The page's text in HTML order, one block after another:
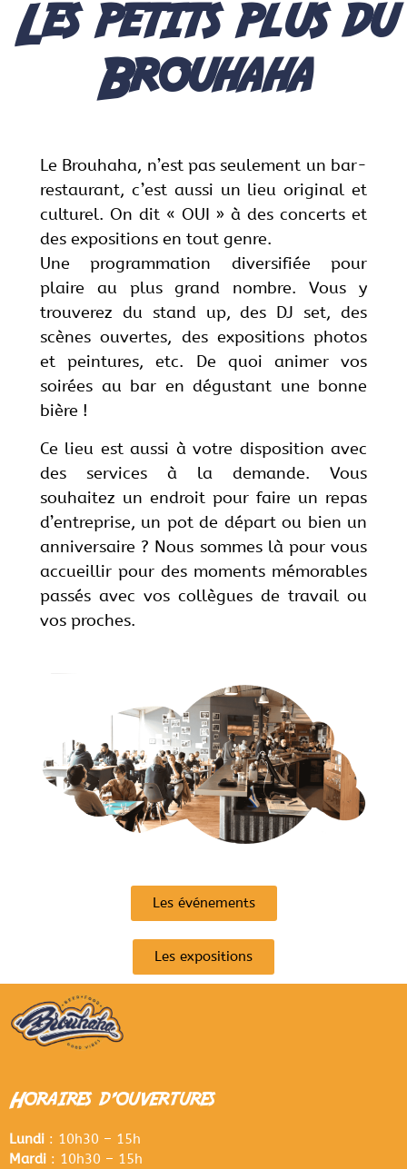
Les petits plus du
Brouhaha
Le Brouhaha, n’est pas seulement un bar-
restaurant, c’est aussi un lieu original et
culturel. On dit « OUI » à des concerts et
des expositions en tout genre.
Une programmation diversifiée pour
plaire au plus grand nombre. Vous y
trouverez du stand up, des DJ set, des
scènes ouvertes, des expositions photos
et peintures, etc. De quoi animer vos
soirées au bar en dégustant une bonne
bière !
Ce lieu est aussi à votre disposition avec
des services à la demande. Vous
souhaitez un endroit pour faire un repas
d’entreprise, un pot de départ ou bien un
anniversaire ? Nous sommes là pour vous
accueillir pour des moments mémorables
passés avec vos collègues de travail ou
vos proches.
Les événements
Les expositions
Horaires d'ouvertures
Lundi : 10h30 – 15h
Mardi : 10h30 – 15h